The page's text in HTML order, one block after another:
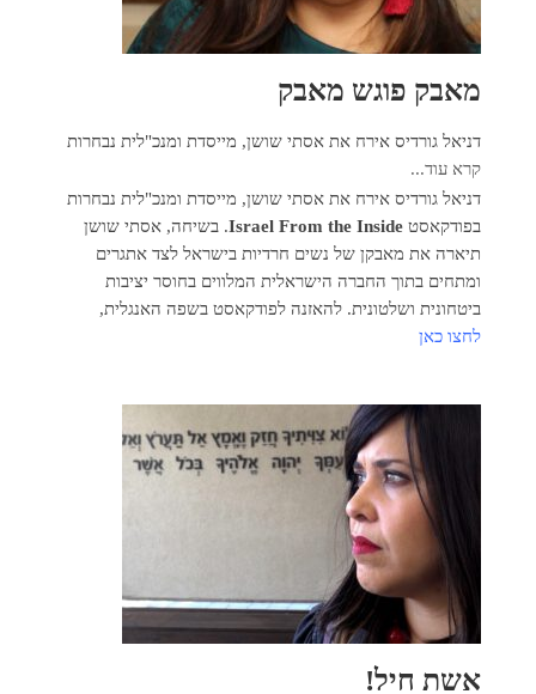
מאבק פוגש מאבק
דניאל גורדיס אירח את אסתי שושן, מייסדת ומנכ"לית נבחרות
קרא עוד...
דניאל גורדיס אירח את אסתי שושן, מייסדת ומנכ"לית נבחרות
בפודקאסטIsrael From the Inside. בשיחה, אסתי שושן
תיארה את מאבקן של נשים חרדיות בישראל לצד אתגרים
ומתחים בתוך החברה הישראלית המלווים בחוסר יציבות
ביטחונית ושלטונית. להאזנה לפודקאסט בשפה האנגלית,
לחצו כאן
אשת חיל!